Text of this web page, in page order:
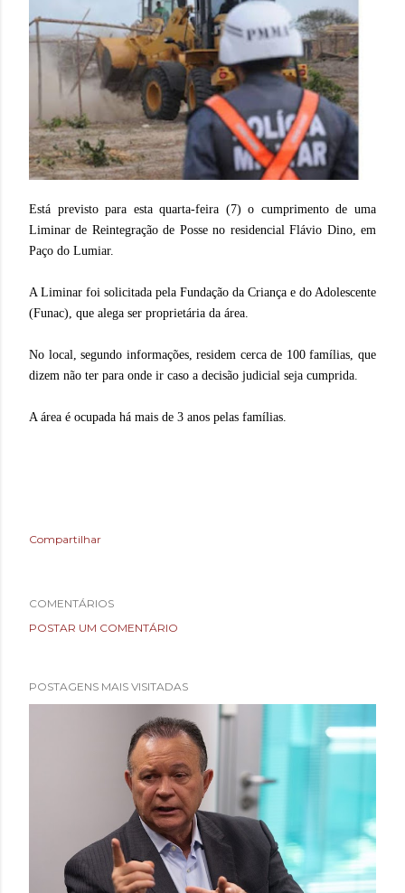
Está previsto para esta quarta-feira (7) o cumprimento de uma
Liminar de Reintegração de Posse no residencial Flávio Dino, em
Paço do Lumiar.
A Liminar foi solicitada pela Fundação da Criança e do Adolescente
(Funac), que alega ser proprietária da área.
No local, segundo informações, residem cerca de 100 famílias, que
dizem não ter para onde ir caso a decisão judicial seja cumprida.
A área é ocupada há mais de 3 anos pelas famílias.
Compartilhar
COMENTÁRIOS
POSTAR UM COMENTÁRIO
POSTAGENS MAIS VISITADAS